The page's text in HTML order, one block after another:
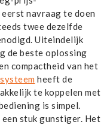
navraag te doen
twee dezelfde
Uiteindelijk
de beste oplossing
compactheid van het
heeft de
te koppelen met
is simpel.
stuk gunstiger. Het